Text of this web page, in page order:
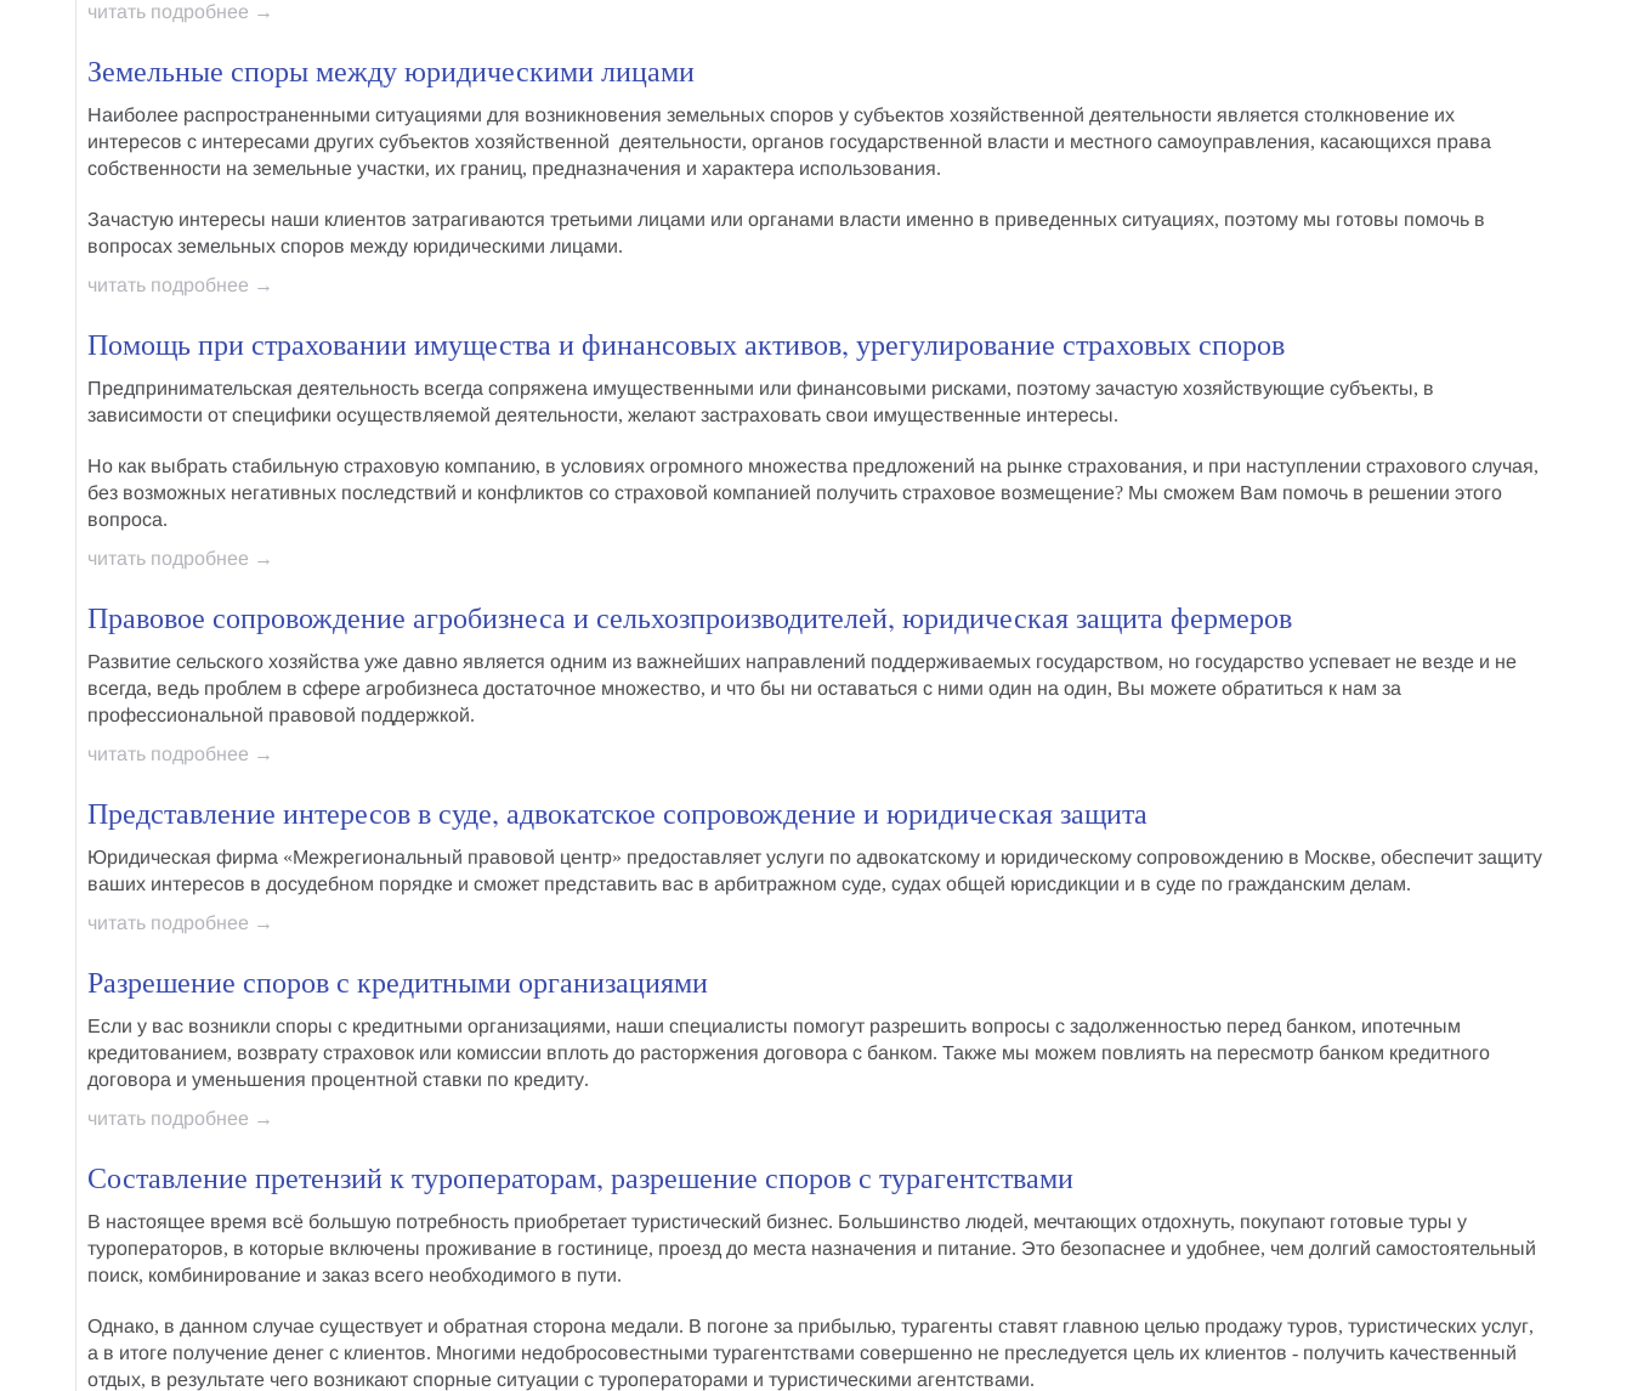
читать подробнее →
Земельные споры между юридическими лицами
Наиболее распространенными ситуациями для возникновения земельных споров у субъектов хозяйственной деятельности является столкновение их
интересов с интересами других субъектов хозяйственной деятельности, органов государственной власти и местного самоуправления, касающихся права
собственности на земельные участки, их границ, предназначения и характера использования.
Зачастую интересы наши клиентов затрагиваются третьими лицами или органами власти именно в приведенных ситуациях, поэтому мы готовы помочь в
вопросах земельных споров между юридическими лицами.
читать подробнее →
Помощь при страховании имущества и финансовых активов, урегулирование страховых споров
Предпринимательская деятельность всегда сопряжена имущественными или финансовыми рисками, поэтому зачастую хозяйствующие субъекты, в
зависимости от специфики осуществляемой деятельности, желают застраховать свои имущественные интересы.
Но как выбрать стабильную страховую компанию, в условиях огромного множества предложений на рынке страхования, и при наступлении страхового случая,
без возможных негативных последствий и конфликтов со страховой компанией получить страховое возмещение? Мы сможем Вам помочь в решении этого
вопроса.
читать подробнее →
Правовое сопровождение агробизнеса и сельхозпроизводителей, юридическая защита фермеров
Развитие сельского хозяйства уже давно является одним из важнейших направлений поддерживаемых государством, но государство успевает не везде и не
всегда, ведь проблем в сфере агробизнеса достаточное множество, и что бы ни оставаться с ними один на один, Вы можете обратиться к нам за
профессиональной правовой поддержкой.
читать подробнее →
Представление интересов в суде, адвокатское сопровождение и юридическая защита
Юридическая фирма «Межрегиональный правовой центр» предоставляет услуги по адвокатскому и юридическому сопровождению в Москве, обеспечит защиту
ваших интересов в досудебном порядке и сможет представить вас в арбитражном суде, судах общей юрисдикции и в суде по гражданским делам.
читать подробнее →
Разрешение споров с кредитными организациями
Если у вас возникли споры с кредитными организациями, наши специалисты помогут разрешить вопросы с задолженностью перед банком, ипотечным
кредитованием, возврату страховок или комиссии вплоть до расторжения договора с банком. Также мы можем повлиять на пересмотр банком кредитного
договора и уменьшения процентной ставки по кредиту.
читать подробнее →
Составление претензий к туроператорам, разрешение споров с турагентствами
В настоящее время всё большую потребность приобретает туристический бизнес. Большинство людей, мечтающих отдохнуть, покупают готовые туры у
туроператоров, в которые включены проживание в гостинице, проезд до места назначения и питание. Это безопаснее и удобнее, чем долгий самостоятельный
поиск, комбинирование и заказ всего необходимого в пути.
Однако, в данном случае существует и обратная сторона медали. В погоне за прибылью, турагенты ставят главною целью продажу туров, туристических услуг,
а в итоге получение денег с клиентов. Многими недобросовестными турагентствами совершенно не преследуется цель их клиентов - получить качественный
отдых, в результате чего возникают спорные ситуации с туроператорами и туристическими агентствами.